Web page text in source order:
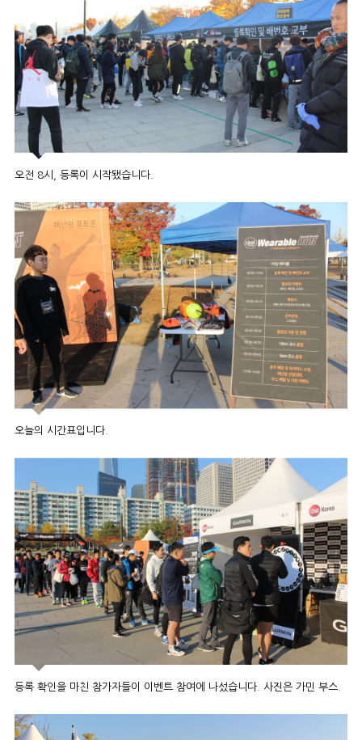
오전 8시, 등록이 시작됐습니다.
오늘의 시간표입니다.
등록 확인을 마친 참가자들이 이벤트 참여에 나섰습니다. 사진은 가민 부스.